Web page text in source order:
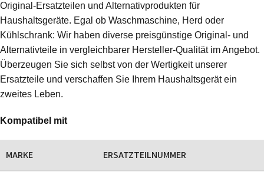
Original-Ersatzteilen und Alternativprodukten für
Haushaltsgeräte. Egal ob Waschmaschine, Herd oder
Kühlschrank: Wir haben diverse preisgünstige Original- und
Alternativteile in vergleichbarer Hersteller-Qualität im Angebot.
Überzeugen Sie sich selbst von der Wertigkeit unserer
Ersatzteile und verschaffen Sie Ihrem Haushaltsgerät ein
zweites Leben.
Kompatibel mit
MARKE ERSATZTEILNUMMER